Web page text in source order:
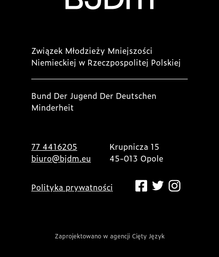
Związek Młodzieży Mniejszości
Niemieckiej w Rzeczpospolitej Polskiej
Bund Der Jugend Der Deutschen
Minderheit
77 4416205
biuro@bjdm.eu
Krupnicza 15
45-013 Opole
Polityka prywatności
Zaprojektowano w agencji Cięty Język